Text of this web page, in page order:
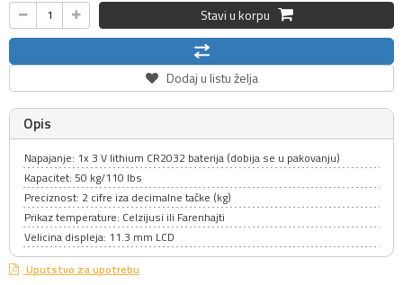
Stavi u korpu
Dodaj u listu želja
Opis
Napajanje: 1x 3 V lithium CR2032 baterija (dobija se u pakovanju)
Kapacitet: 50 kg/110 lbs
Preciznost: 2 cifre iza decimalne tačke (kg)
Prikaz temperature: Celzijusi ili Farenhajti
Velicina displeja: 11.3 mm LCD
Uputstvo za upotrebu